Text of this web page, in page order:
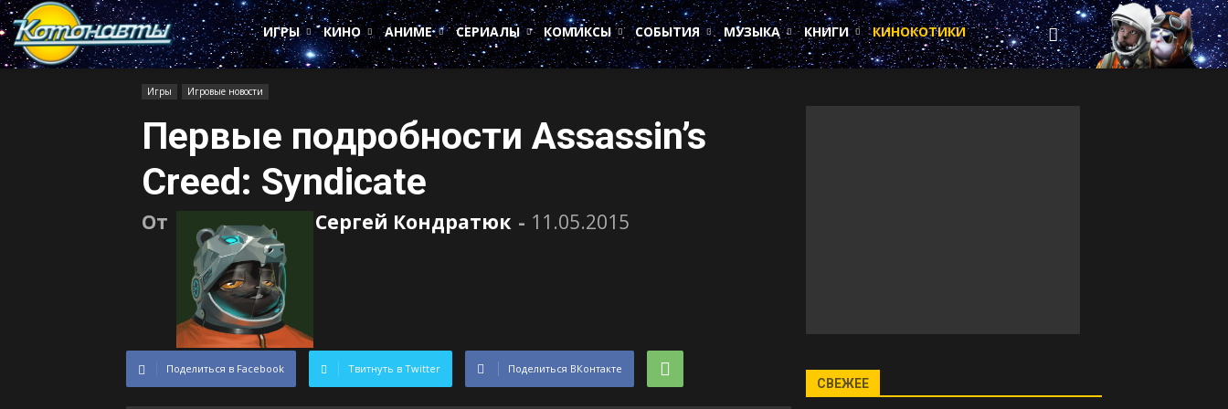
Котонавты
ИГРЫ
КИНО АНИМЕ СЕРИАЛЫ КОМИКСЫ СОБЫТИЯ МУЗЫКА КНИГИ КИНОКОТИКИ
Игры Игровые новости
Первые подробности Assassin’s
Creed: Syndicate
От Сергей Кондратюк - 11.05.2015
Поделиться в Facebook Твитнуть в Twitter Поделиться ВКонтакте
СВЕЖЕЕ